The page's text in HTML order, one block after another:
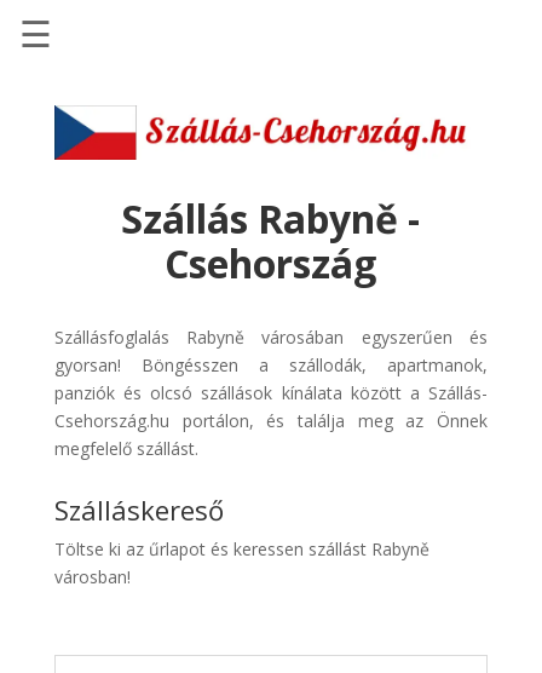
Szállások
Szállásinfo.eu
pénzvisszatérítéssel
Discover
Cars
Transzfer
Kiwi
Taxi
☰
Szállás Rabyně -
Csehország
Szállásfoglalás Rabyně városában egyszerűen és
gyorsan! Böngésszen a szállodák, apartmanok,
panziók és olcsó szállások kínálata között a Szállás-
Csehország.hu portálon, és találja meg az Önnek
megfelelő szállást.
Szálláskereső
Töltse ki az űrlapot és keressen szállást Rabyně
városban!